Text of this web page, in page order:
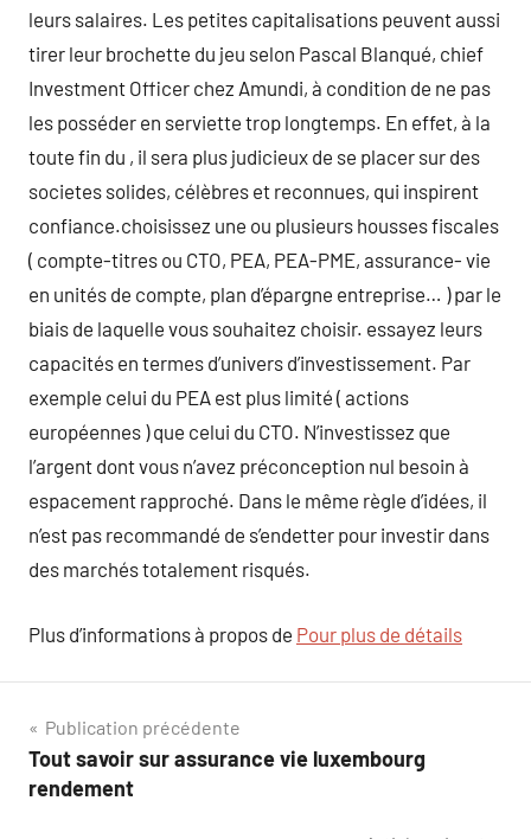
leurs salaires. Les petites capitalisations peuvent aussi
tirer leur brochette du jeu selon Pascal Blanqué, chief
Investment Officer chez Amundi, à condition de ne pas
les posséder en serviette trop longtemps. En effet, à la
toute fin du , il sera plus judicieux de se placer sur des
societes solides, célèbres et reconnues, qui inspirent
confiance.choisissez une ou plusieurs housses fiscales
( compte-titres ou CTO, PEA, PEA-PME, assurance- vie
en unités de compte, plan d’épargne entreprise… ) par le
biais de laquelle vous souhaitez choisir. essayez leurs
capacités en termes d’univers d’investissement. Par
exemple celui du PEA est plus limité ( actions
européennes ) que celui du CTO. N’investissez que
l’argent dont vous n’avez préconception nul besoin à
espacement rapproché. Dans le même règle d’idées, il
n’est pas recommandé de s’endetter pour investir dans
des marchés totalement risqués.
Plus d’informations à propos de Pour plus de détails
Navigation
de
Publication précédente
Tout savoir sur assurance vie luxembourg
rendement